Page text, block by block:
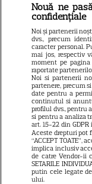
6
Nouă ne
confidențiale
Noi și partenerii
dvs., precum
caracter personal.
mai jos, respectiv
moment pe
raportate
Noi si partenerii
partenere, precum
date pentru a
continutul si
profilul dvs., pentru
si pentru a analiza
art. 15-22 din
Aceste drepturi
“ACCEPT TOATE”,
implica inclusiv
de catre Vendor-ii
SETARILE
putin cele legate
ului.